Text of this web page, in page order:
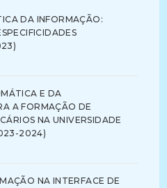
DA INFORMAÇÃO:
E DA
A FORMAÇÃO DE
NA UNIVERSIDADE
2024)
NA INTERFACE DE